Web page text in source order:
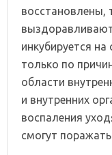
восстановлены,
инкубируется
только по
области
и внутренних
воспаления
смогут